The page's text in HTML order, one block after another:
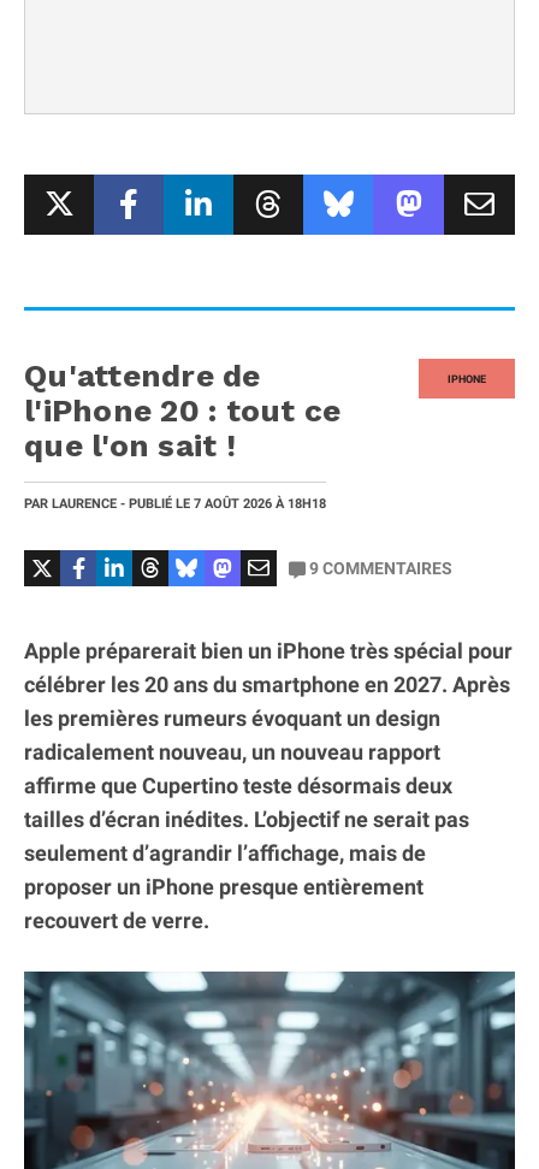
IPHONE
Qu'attendre de
l'iPhone 20 : tout ce
que l'on sait !
PAR LAURENCE - PUBLIÉ LE 7 AOÛT 2026 À 18H18
9COMMENTAIRES
Apple préparerait bien un iPhone très spécial pour
célébrer les 20 ans du smartphone en 2027. Après
les premières rumeurs évoquant un design
radicalement nouveau, un nouveau rapport
affirme que Cupertino teste désormais deux
tailles d’écran inédites. L’objectif ne serait pas
seulement d’agrandir l’affichage, mais de
proposer un iPhone presque entièrement
recouvert de verre.